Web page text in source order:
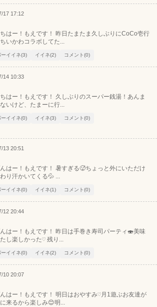
17 17:12
はー！もえです！ 昨日たまたま久しぶりにCoCo壱行
いかわコラボしてた...
ーイイネ(3) イイネ(2) コメント(0)
14 10:33
はー！もえです！ 久しぶりのスーパー銭湯！あんま
いけど、たまーに行...
ーイイネ(0) イイネ(3) コメント(0)
13 20:51
はー！もえです！ 暑すぎる🥵ちょっと外にいただけ
り汗かいてくる💦 ...
ーイイネ(0) イイネ(1) コメント(0)
12 20:44
はー！もえです！ 昨日は手巻き寿司パーティ🍣美味
し楽しかった♡ 残り...
ーイイネ(0) イイネ(2) コメント(0)
10 20:07
はー！もえです！ 明日はおやすみ♡月1遊ぶお友達が
来るから楽しみ😊明...